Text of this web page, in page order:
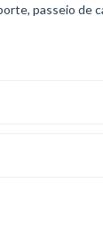
passeio de